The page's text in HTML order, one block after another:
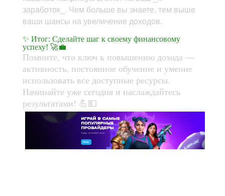
заработок_. Чем больше вы знаете, тем выше
ваши шансы на увеличение доходов.
✨ Итог: Сделайте шаг к своему финансовому
успеху! 🚀💼
Помните, что ключ к повышению дохода —
активность, постоянное обучение и умение
использовать все доступные ресурсы.
Начинайте уже сегодня и наслаждайтесь
результатами! 💪💵